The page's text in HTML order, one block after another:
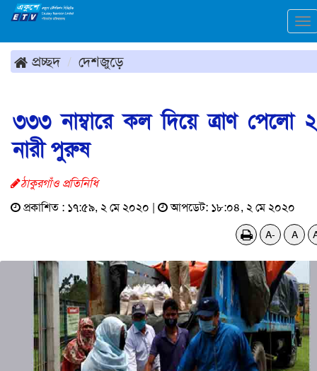
প্রচ্ছদ দেশজুড়ে
৩৩৩ নাম্বারে কল দিয়ে ত্রাণ পেলো
নারী পুরুষ
ঠাকুরগাঁও প্রতিনিধি
প্রকাশিত : ১৭:৫৯, ২ মে ২০২০ |
আপডেট: ১৮:০৪, ২ মে ২০২০
A- A